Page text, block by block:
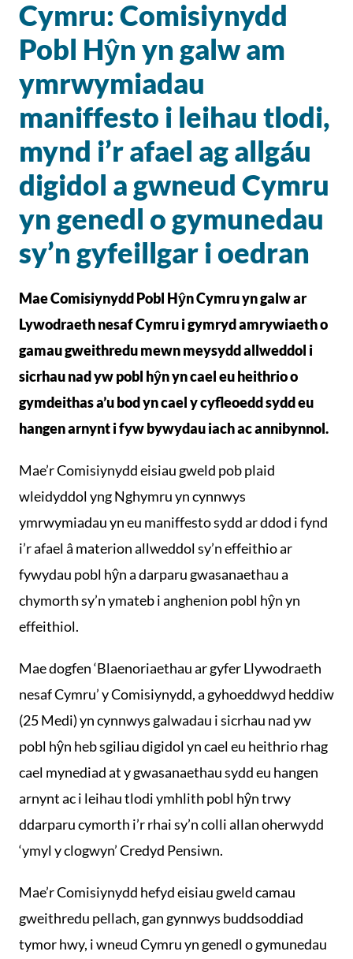
Cymru: Comisiynydd
Pobl Hŷn yn galw am
ymrwymiadau
maniffesto i leihau tlodi,
mynd i’r afael ag allgáu
digidol a gwneud Cymru
yn genedl o gymunedau
sy’n gyfeillgar i oedran
Mae Comisiynydd Pobl Hŷn Cymru yn galw ar
Lywodraeth nesaf Cymru i gymryd amrywiaeth o
gamau gweithredu mewn meysydd allweddol i
sicrhau nad yw pobl hŷn yn cael eu heithrio o
gymdeithas a’u bod yn cael y cyfleoedd sydd eu
hangen arnynt i fyw bywydau iach ac annibynnol.
Mae’r Comisiynydd eisiau gweld pob plaid
wleidyddol yng Nghymru yn cynnwys
ymrwymiadau yn eu maniffesto sydd ar ddod i fynd
i’r afael â materion allweddol sy’n effeithio ar
fywydau pobl hŷn a darparu gwasanaethau a
chymorth sy’n ymateb i anghenion pobl hŷn yn
effeithiol.
Mae dogfen ‘Blaenoriaethau ar gyfer Llywodraeth
nesaf Cymru’ y Comisiynydd, a gyhoeddwyd heddiw
(25 Medi) yn cynnwys galwadau i sicrhau nad yw
pobl hŷn heb sgiliau digidol yn cael eu heithrio rhag
cael mynediad at y gwasanaethau sydd eu hangen
arnynt ac i leihau tlodi ymhlith pobl hŷn trwy
ddarparu cymorth i’r rhai sy’n colli allan oherwydd
‘ymyl y clogwyn’ Credyd Pensiwn.
Mae’r Comisiynydd hefyd eisiau gweld camau
gweithredu pellach, gan gynnwys buddsoddiad
tymor hwy, i wneud Cymru yn genedl o gymunedau